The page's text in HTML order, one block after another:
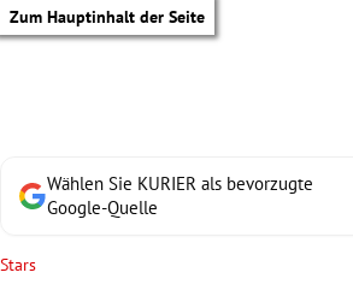
Zum Hauptinhalt der Seite
Wählen Sie KURIER als bevorzugte
Google-Quelle
Stars